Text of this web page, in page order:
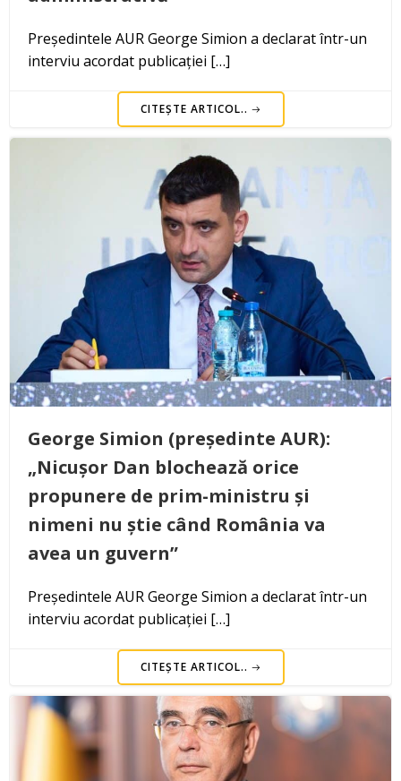
Președintele AUR George Simion a declarat într-un
interviu acordat publicației […]
CITEȘTE ARTICOL..
George Simion (președinte AUR):
„Nicușor Dan blochează orice
propunere de prim-ministru și
nimeni nu știe când România va
avea un guvern”
Președintele AUR George Simion a declarat într-un
interviu acordat publicației […]
CITEȘTE ARTICOL..